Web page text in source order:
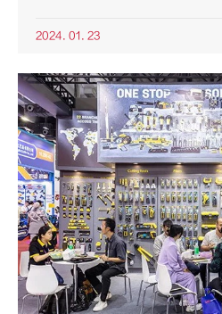
2024. 01. 23